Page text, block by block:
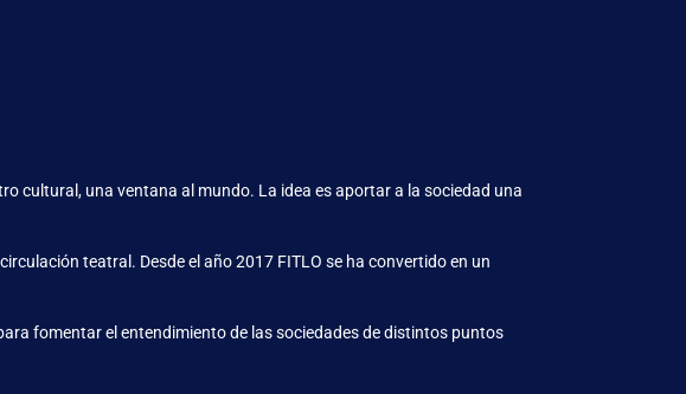
cultural, una ventana al mundo. La idea es aportar a la sociedad una
teatral. Desde el año 2017 FITLO se ha convertido en un
fomentar el entendimiento de las sociedades de distintos puntos